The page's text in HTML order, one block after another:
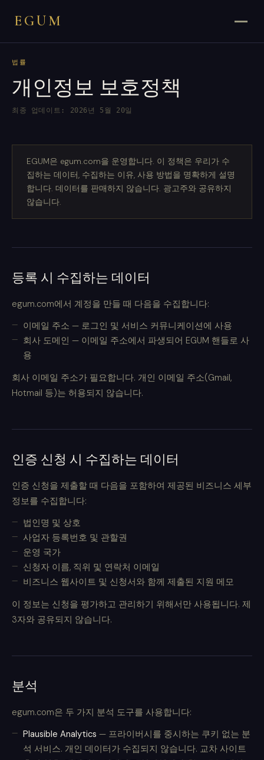
EGUM
법률
개인정보 보호정책
최종 업데이트: 2026년 5월 20일
EGUM은 egum.com을 운영합니다. 이 정책은 우리가 수
집하는 데이터, 수집하는 이유, 사용 방법을 명확하게 설명
합니다. 데이터를 판매하지 않습니다. 광고주와 공유하지
않습니다.
등록 시 수집하는 데이터
egum.com에서 계정을 만들 때 다음을 수집합니다:
이메일 주소 — 로그인 및 서비스 커뮤니케이션에 사용
회사 도메인 — 이메일 주소에서 파생되어 EGUM 핸들로 사
용
회사 이메일 주소가 필요합니다. 개인 이메일 주소(Gmail,
Hotmail 등)는 허용되지 않습니다.
인증 신청 시 수집하는 데이터
인증 신청을 제출할 때 다음을 포함하여 제공된 비즈니스 세부
정보를 수집합니다:
법인명 및 상호
사업자 등록번호 및 관할권
운영 국가
신청자 이름, 직위 및 연락처 이메일
비즈니스 웹사이트 및 신청서와 함께 제출된 지원 메모
이 정보는 신청을 평가하고 관리하기 위해서만 사용됩니다. 제
3자와 공유되지 않습니다.
분석
egum.com은 두 가지 분석 도구를 사용합니다:
Plausible Analytics — 프라이버시를 중시하는 쿠키 없는 분
석 서비스. 개인 데이터가 수집되지 않습니다. 교차 사이트